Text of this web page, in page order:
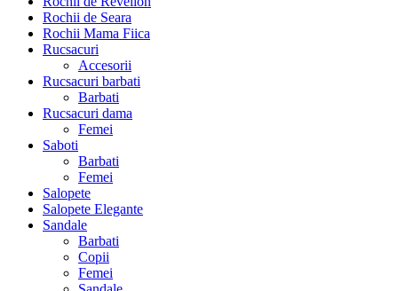
Rochii de Seara
Rochii Mama Fiica
Rucsacuri
Accesorii
Rucsacuri barbati
Barbati
Rucsacuri dama
Femei
Saboti
Barbati
Femei
Salopete
Salopete Elegante
Sandale
Barbati
Copii
Femei